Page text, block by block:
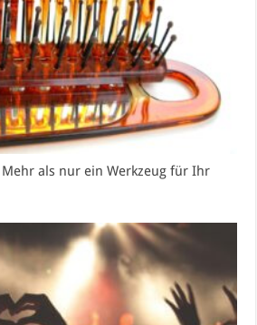
als nur ein Werkzeug für Ihr